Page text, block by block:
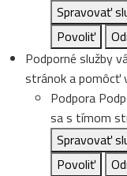
Spravovať
Povoliť
Podporné služby
stránok a pomôcť
Podpora
sa s tímom
Spravovať
Povoliť